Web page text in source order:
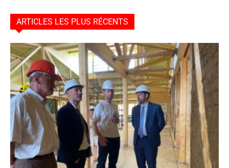
ARTICLES LES PLUS RÉCENTS